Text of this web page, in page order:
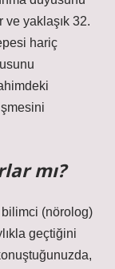
ve yaklaşık 32.
hariç
mı?
(nörolog)
geçtiğini